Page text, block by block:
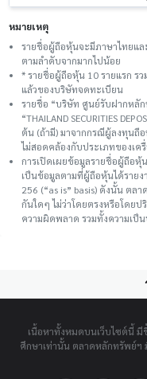
หมายเหตุ
รายชื่อผู้ถือหุ้นจะมีภาษาไทยแล
ตามลำดับจากมากไปน้อย
* รายชื่อผู้ถือหุ้น 10 รายแรก ร
แล้วของบริษัทจดทะเบียน
รายชื่อ “บริษัท ศูนย์รับฝากหลั
“THAILAND SECURITIES
ต้น (ถ้ามี) มาจากกรณีผู้ลงทุนถื
ไม่สอดคล้องกับประเภทของเ
การเปิดเผยข้อมูลรายชื่อผู้ถือหุ้
เป็นข้อมูลตามที่ผู้ถือหุ้นได้รายง
256 (“as is” basis) ดังนั้น ตล
กันใดๆ ไม่ว่าโดยตรงหรือโดย
ความผิดพลาด รวมทั้งความเป็
เนื้อหาทั้งหมดบนเว็บไซต์นี้ มี
ศึกษาเท่านั้น ตลาดหลักทรัพย์ฯ